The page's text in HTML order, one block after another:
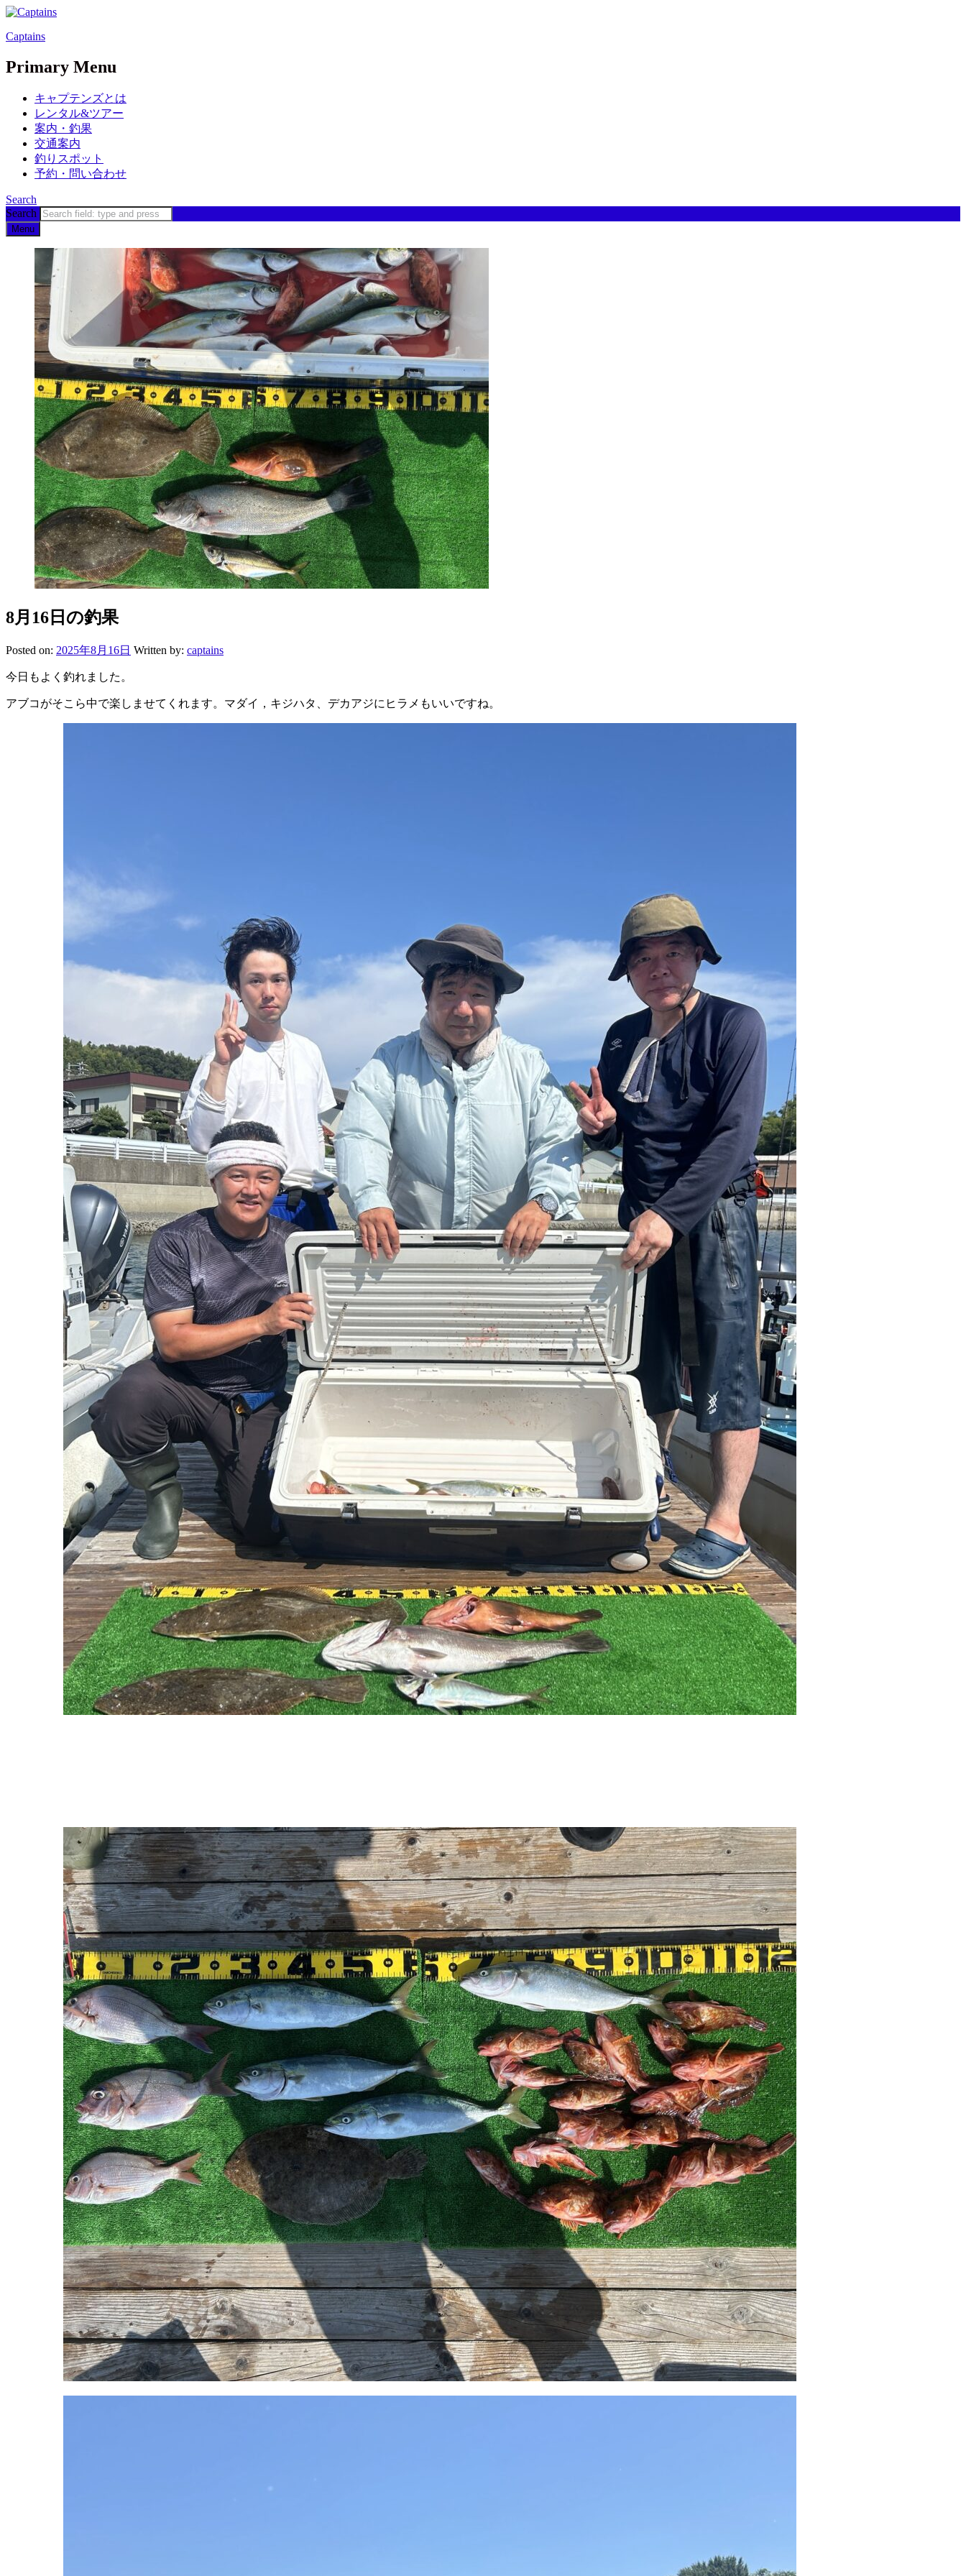
Captains
Primary Menu
キャプテンズとは
レンタル&ツアー
案内・釣果
交通案内
釣りスポット
予約・問い合わせ
Search
Search
Menu
8月16日の釣果
Posted on: 2025年8月16日 Written by: captains
今日もよく釣れました。
アブコがそこら中で楽しませてくれます。マダイ，キジハタ、デカアジにヒラメもいいですね。